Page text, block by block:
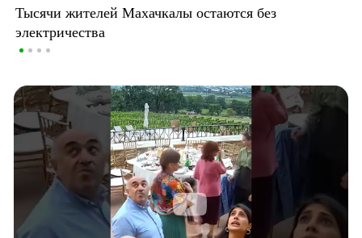
Тысячи жителей Махачкалы остаются без
электричества